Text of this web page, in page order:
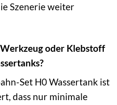
Szenerie weiter
oder Klebstoff
Set H0 Wassertank ist
dass nur minimale